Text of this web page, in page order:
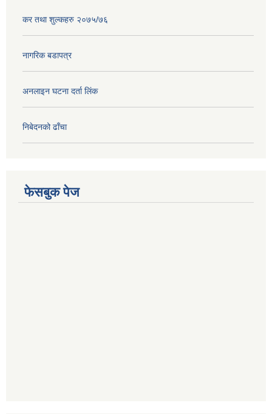
कर तथा शुल्कहरु २०७५/७६
नागरिक बडापत्र
अनलाइन घटना दर्ता लिंक
निबेदनको ढाँचा
फेसबुक पेज